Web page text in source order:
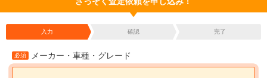
入力 確認 完了
必須 メーカー・車種・グレード